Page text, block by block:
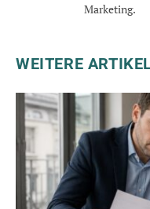
Marketing.
WEITERE